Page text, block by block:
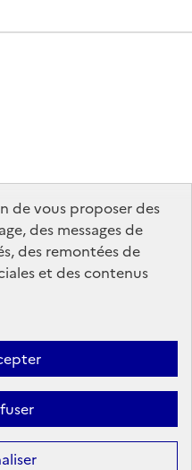
de vous proposer des
des messages de
des remontées de
et des contenus
connexion (cookies)
Nous contacter
Nos
de ce site sont sous